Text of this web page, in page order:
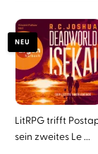
NEU
LitRPG trifft
sein zweites Le ...